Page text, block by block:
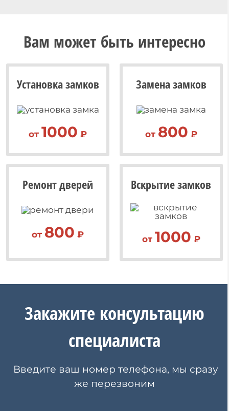
Вам может быть интересно
Установка замков
от 1000 ₽
Замена замков
от 800 ₽
Ремонт дверей
от 800 ₽
Вскрытие замков
от 1000 ₽
Закажите консультацию
специалиста
Введите ваш номер телефона, мы сразу
же перезвоним